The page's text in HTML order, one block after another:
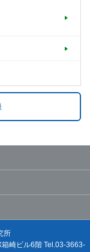
所
崎ビル6階 Tel.03-3663-